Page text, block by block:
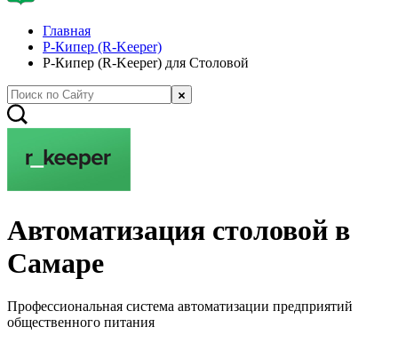
Главная
Р-Кипер (R-Keeper)
Р-Кипер (R-Keeper) для Столовой
Автоматизация столовой в
Самаре
Профессиональная система автоматизации предприятий
общественного питания